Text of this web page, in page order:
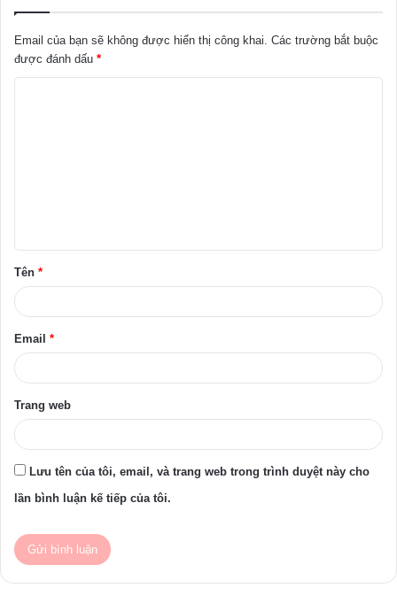
Email của bạn sẽ không được hiển thị công khai. Các trường bắt buộc
được đánh dấu *
ậ
n
Tên *
Email *
Trang web
Lưu tên của tôi, email, và trang web trong trình duyệt này cho
lần bình luận kế tiếp của tôi.